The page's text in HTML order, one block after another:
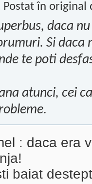
Postat în original
daca
Si daca
te poti
atunci, cei
: daca era
baiat